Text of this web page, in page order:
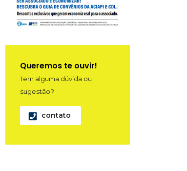
Queremos te ouvir!
Tem alguma dúvida ou
sugestão?
contato